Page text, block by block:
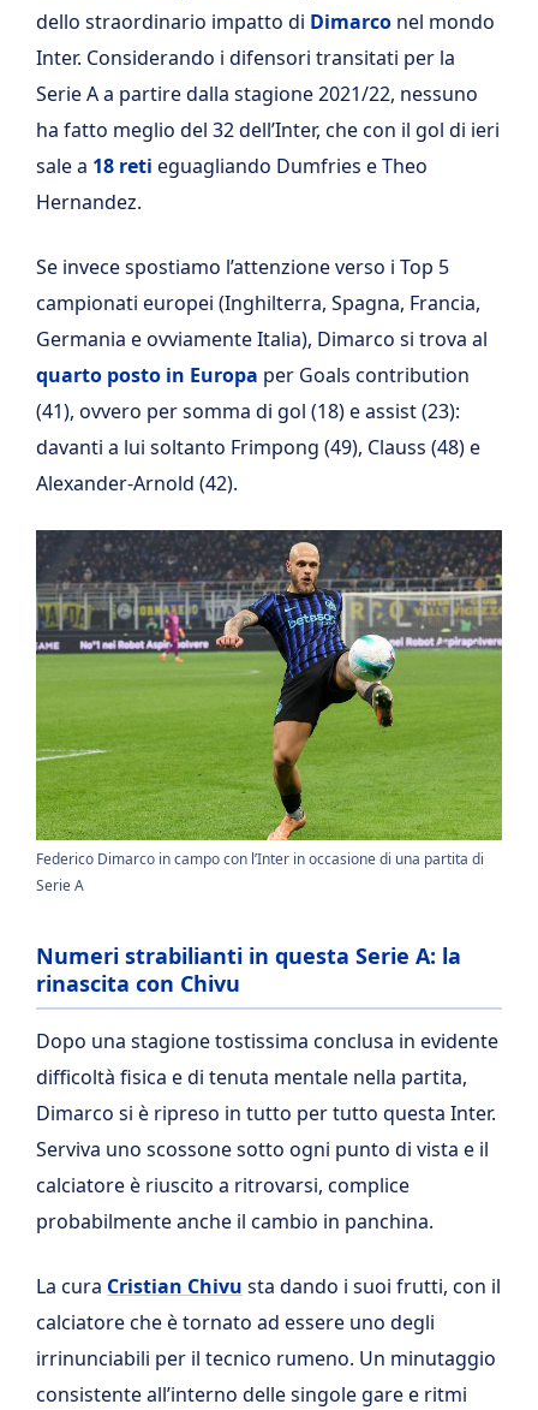
dello straordinario impatto di Dimarco nel mondo
Inter. Considerando i difensori transitati per la
Serie A a partire dalla stagione 2021/22, nessuno
ha fatto meglio del 32 dell’Inter, che con il gol di ieri
sale a 18 reti eguagliando Dumfries e Theo
Hernandez.
Se invece spostiamo l’attenzione verso i Top 5
campionati europei (Inghilterra, Spagna, Francia,
Germania e ovviamente Italia), Dimarco si trova al
quarto posto in Europa per Goals contribution
(41), ovvero per somma di gol (18) e assist (23):
davanti a lui soltanto Frimpong (49), Clauss (48) e
Alexander-Arnold (42).
Federico Dimarco in campo con l’Inter in occasione di una partita di
Serie A
Numeri strabilianti in questa Serie A: la
rinascita con Chivu
Dopo una stagione tostissima conclusa in evidente
difficoltà fisica e di tenuta mentale nella partita,
Dimarco si è ripreso in tutto per tutto questa Inter.
Serviva uno scossone sotto ogni punto di vista e il
calciatore è riuscito a ritrovarsi, complice
probabilmente anche il cambio in panchina.
La cura Cristian Chivu sta dando i suoi frutti, con il
calciatore che è tornato ad essere uno degli
irrinunciabili per il tecnico rumeno. Un minutaggio
consistente all’interno delle singole gare e ritmi